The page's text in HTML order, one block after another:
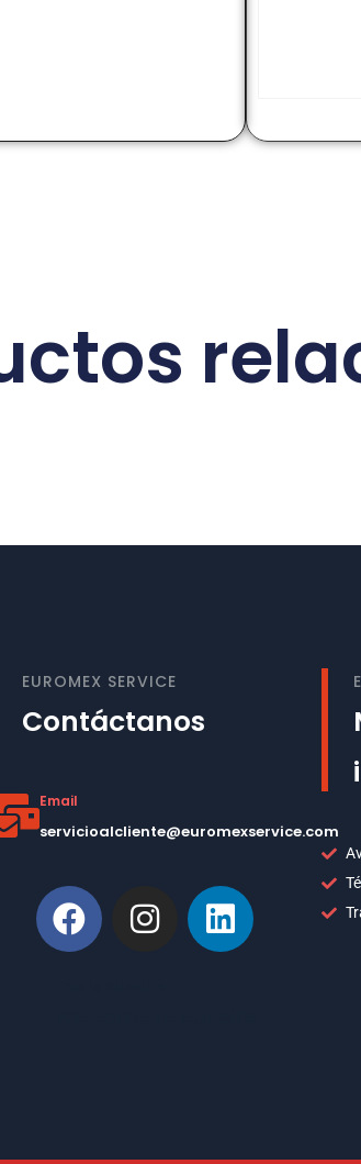
EUROMEX SERVICE
Contáctanos
Email
servicioalcliente@euromexservice.com